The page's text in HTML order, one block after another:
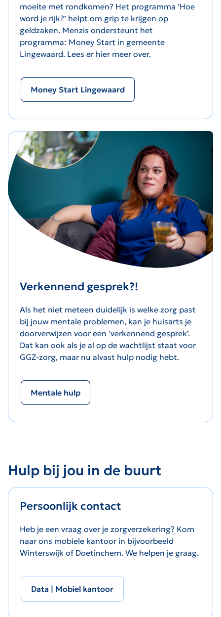
moeite met rondkomen? Het programma ‘Hoe
word je rijk?’ helpt om grip te krijgen op
geldzaken. Menzis ondersteunt het
programma: Money Start in gemeente
Lingewaard. Lees er hier meer over.
Money Start Lingewaard
Verkennend gesprek?!
Als het niet meteen duidelijk is welke zorg past
bij jouw mentale problemen, kan je huisarts je
doorverwijzen voor een ‘verkennend gesprek’.
Dat kan ook als je al op de wachtlijst staat voor
GGZ-zorg, maar nu alvast hulp nodig hebt.
Mentale hulp
Hulp bij jou in de buurt
Persoonlijk contact
Heb je een vraag over je zorgverzekering? Kom
naar ons mobiele kantoor in bijvoorbeeld
Winterswijk of Doetinchem. We helpen je graag.
Data | Mobiel kantoor